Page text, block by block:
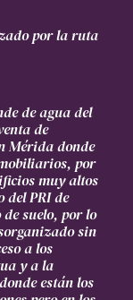
por la ruta
de agua del
de
Mérida donde
por
muy altos
del PRI de
suelo, por lo
sin
a los
y a la
están los